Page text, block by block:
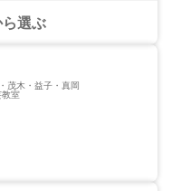
も良い服装でお越しくださ
選ぶ
茂木・益子・真岡
室